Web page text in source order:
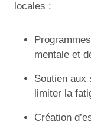
locales :
mentale et
Soutien aux
limiter la
Création